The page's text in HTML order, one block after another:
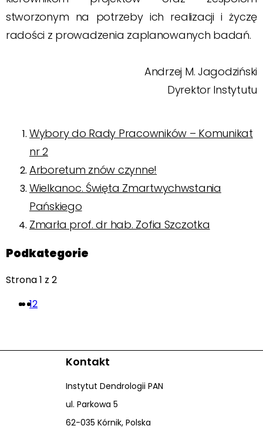
stworzonym na potrzeby ich realizacji i życzę
radości z prowadzenia zaplanowanych badań.
Andrzej M. Jagodziński
Dyrektor Instytutu
Wybory do Rady Pracowników – Komunikat
nr 2
Arboretum znów czynne!
Wielkanoc. Święta Zmartwychwstania
Pańskiego
Zmarła prof. dr hab. Zofia Szczotka
Podkategorie
Strona 1 z 2
12
Kontakt
Instytut Dendrologii PAN
ul. Parkowa 5
62-035 Kórnik, Polska